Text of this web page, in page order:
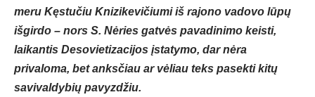
meru Kęstučiu Knizikevičiumi iš rajono vadovo lūpų
išgirdo – nors S. Nėries gatvės pavadinimo keisti,
laikantis Desovietizacijos įstatymo, dar nėra
privaloma, bet anksčiau ar vėliau teks pasekti kitų
savivaldybių pavyzdžiu.